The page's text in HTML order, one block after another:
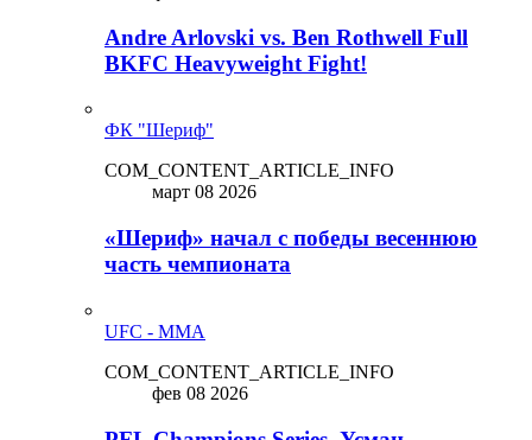
Andre Arlovski vs. Ben Rothwell Full
BKFC Heavyweight Fight!
ФК "Шериф"
COM_CONTENT_ARTICLE_INFO
март 08 2026
«Шериф» начал с победы весеннюю
часть чемпионата
UFC - MMA
COM_CONTENT_ARTICLE_INFO
фев 08 2026